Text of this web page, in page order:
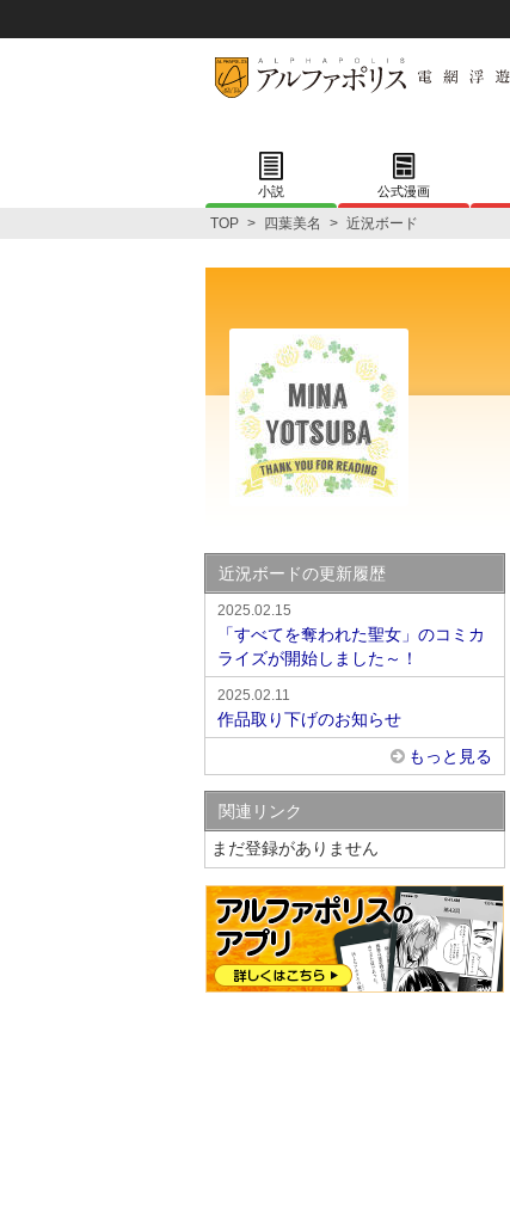
小説 公式漫画
TOP > 四葉美名 > 近況ボード
近況ボードの更新履歴
2025.02.15
「すべてを奪われた聖女」のコミカ
ライズが開始しました～！
2025.02.11
作品取り下げのお知らせ
もっと見る
関連リンク
まだ登録がありません